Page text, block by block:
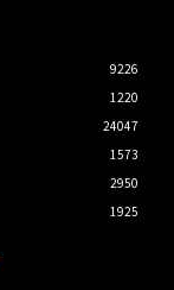
9226
1220
24047
1573
2950
1925